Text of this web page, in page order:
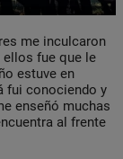
me inculcaron
ellos fue que le
estuve en
fui conociendo y
enseñó muchas
al frente